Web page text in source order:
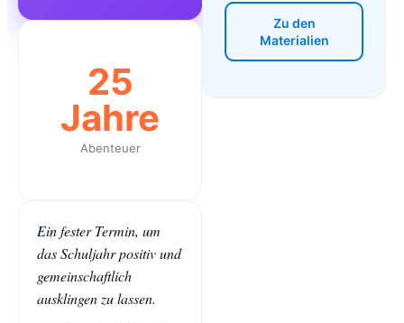
25
Jahre
Abenteuer
Ein fester Termin, um
das Schuljahr positiv und
gemeinschaftlich
ausklingen zu lassen.
Zu den
Materialien